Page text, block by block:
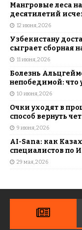
Мангровые леса
десятилетий
12 июня, 2026
Узбекистану
сыграет сборная
11 июня, 2026
Болезнь
непобедимой: что
10 июня, 2026
Очки уходят в
способ вернуть
9 июня, 2026
AI-Sana: как
специалистов по
29 мая, 2026